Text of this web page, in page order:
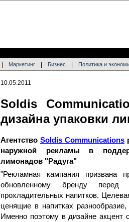
Маркетинг Бизнес Политика и
10.05.2011
Soldis
дизайна упаковки
Агентство Soldis Communications
наружной рекламы в
лимонадов "Радуга"
"Рекламная кампания призвана
обновленному бренду перед
прохладительных напитков.
ценящие в напитках
Именно поэтому в дизайне акцент